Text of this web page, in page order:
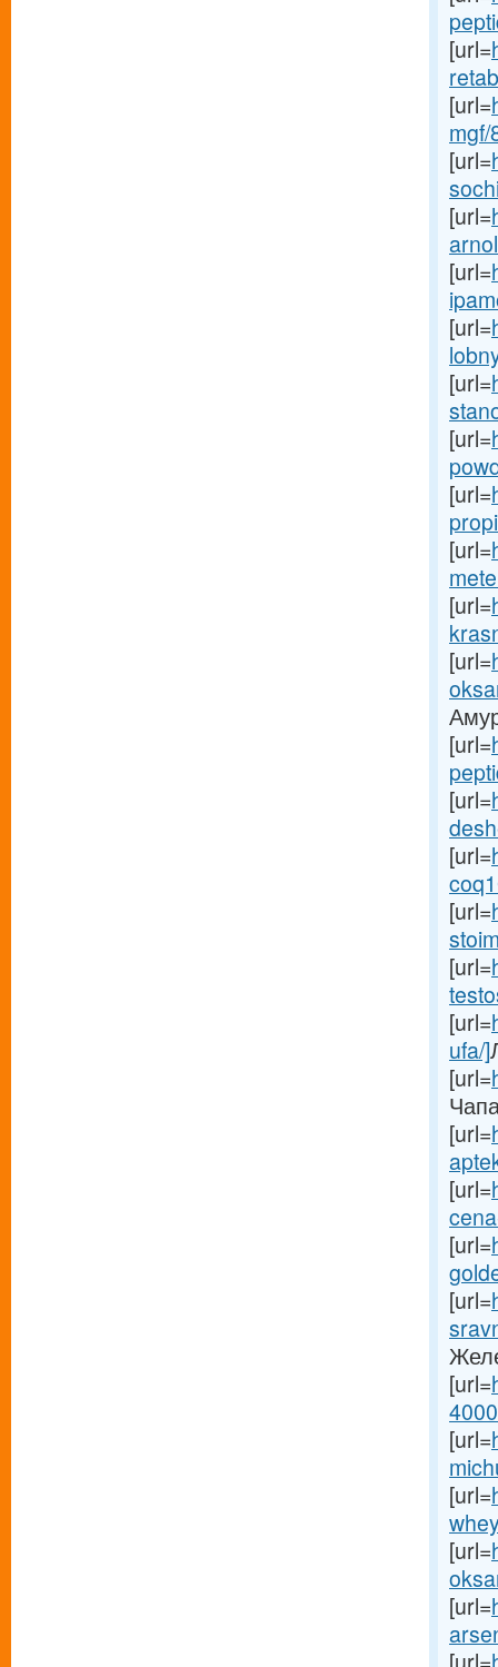
[url=
[url=
[url=
[url=
[url=
[url=
[url=
[url=
[url=
[url=
[url=
[url=
[url=
[url=
[url=
[url=
[url=
[url=
ufa/]
[url=
[url=
[url=
[url=
[url=
[url=
[url=
[url=
[url=
[url=